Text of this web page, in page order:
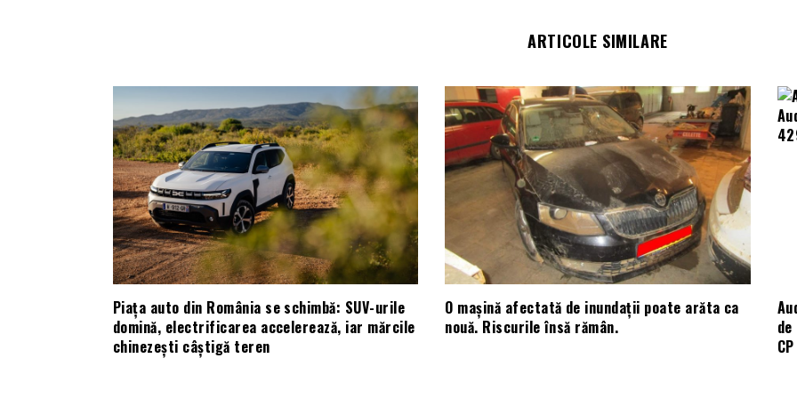
ARTICOLE SIMILARE
Piața auto din România se schimbă: SUV-urile
domină, electrificarea accelerează, iar mărcile
chinezești câștigă teren
O mașină afectată de inundații poate arăta ca
nouă. Riscurile însă rămân.